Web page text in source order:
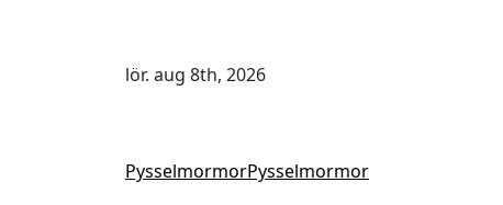
lör. aug 8th, 2026
PysselmormorPysselmormor